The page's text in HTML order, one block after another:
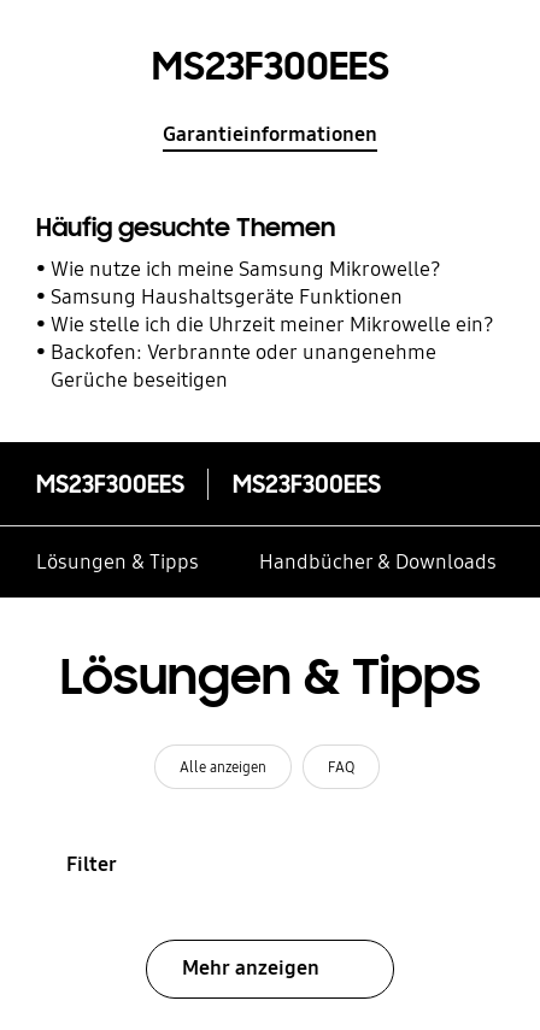
MS23F300EES
Garantieinformationen
Häufig gesuchte Themen
Wie nutze ich meine Samsung Mikrowelle?
Samsung Haushaltsgeräte Funktionen
Wie stelle ich die Uhrzeit meiner Mikrowelle ein?
Backofen: Verbrannte oder unangenehme
Gerüche beseitigen
MS23F300EES MS23F300EES
Lösungen & Tipps Handbücher & Downloads
Lösungen & Tipps
Alle anzeigen FAQ
Filter
Mehr anzeigen